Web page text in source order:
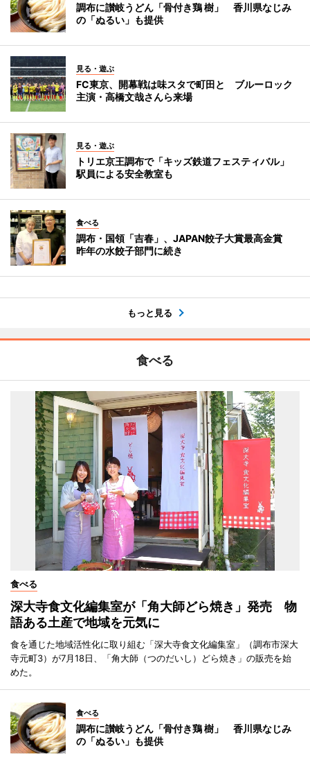
調布に讃岐うどん「骨付き鶏 樹」 香川県なじみ
の「ぬるい」も提供
見る・遊ぶ
FC東京、開幕戦は味スタで町田と ブルーロック
主演・高橋文哉さんら来場
見る・遊ぶ
トリエ京王調布で「キッズ鉄道フェスティバル」
駅員による安全教室も
食べる
調布・国領「吉春」、JAPAN餃子大賞最高金賞
昨年の水餃子部門に続き
もっと見る
食べる
食べる
深大寺食文化編集室が「角大師どら焼き」発売 物
語ある土産で地域を元気に
食を通じた地域活性化に取り組む「深大寺食文化編集室」（調布市深大
寺元町3）が7月18日、「角大師（つのだいし）どら焼き」の販売を始
めた。
食べる
調布に讃岐うどん「骨付き鶏 樹」 香川県なじみ
の「ぬるい」も提供